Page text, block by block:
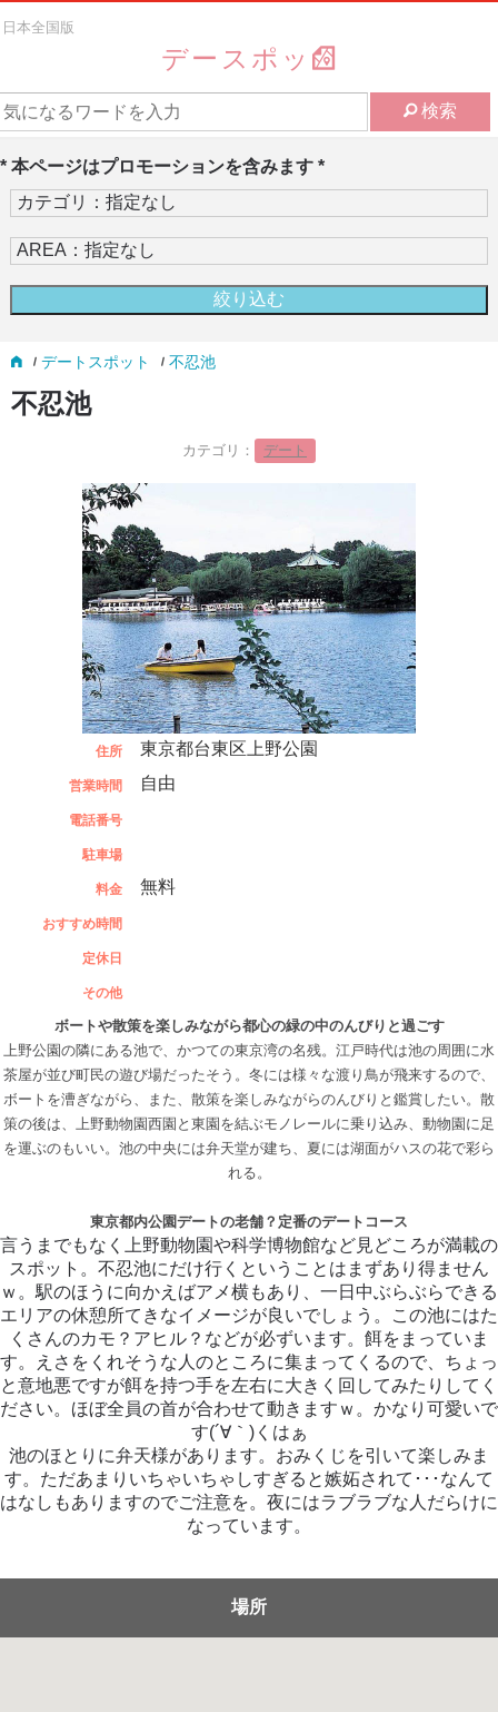
日本全国版
デースポッ
検索
* 本ページはプロモーションを含みます *
デートスポット 不忍池
不忍池
カテゴリ： デート
住所 東京都台東区上野公園
営業時間 自由
電話番号
駐車場
料金 無料
おすすめ時間
定休日
その他
ボートや散策を楽しみながら都心の緑の中のんびりと過ごす
上野公園の隣にある池で、かつての東京湾の名残。江戸時代は池の周囲に水
茶屋が並び町民の遊び場だったそう。冬には様々な渡り鳥が飛来するので、
ボートを漕ぎながら、また、散策を楽しみながらのんびりと鑑賞したい。散
策の後は、上野動物園西園と東園を結ぶモノレールに乗り込み、動物園に足
を運ぶのもいい。池の中央には弁天堂が建ち、夏には湖面がハスの花で彩ら
れる。
東京都内公園デートの老舗？定番のデートコース
言うまでもなく上野動物園や科学博物館など見どころが満載の
スポット。不忍池にだけ行くということはまずあり得ません
ｗ。駅のほうに向かえばアメ横もあり、一日中ぶらぶらできる
エリアの休憩所てきなイメージが良いでしょう。この池にはた
くさんのカモ？アヒル？などが必ずいます。餌をまっていま
す。えさをくれそうな人のところに集まってくるので、ちょっ
と意地悪ですが餌を持つ手を左右に大きく回してみたりしてく
ださい。ほぼ全員の首が合わせて動きますｗ。かなり可愛いで
す(´∀｀)くはぁ
池のほとりに弁天様があります。おみくじを引いて楽しみま
す。ただあまりいちゃいちゃしすぎると嫉妬されて･･･なんて
はなしもありますのでご注意を。夜にはラブラブな人だらけに
なっています。
場所